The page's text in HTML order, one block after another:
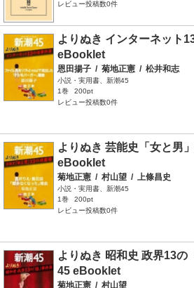
レビュー投稿数0件
よりぬき インターネット
eBooklet
恩田揚子 / 菊地正憲 / 松井和志
小説・実用書、新潮45
1巻
200pt
レビュー投稿数0件
よりぬき 芸能史「女と男
eBooklet
菊地正憲 / 村山望 / 上條昌史
小説・実用書、新潮45
1巻
200pt
レビュー投稿数0件
よりぬき 昭和史 政界13
45 eBooklet
菊地正憲 / 村山望